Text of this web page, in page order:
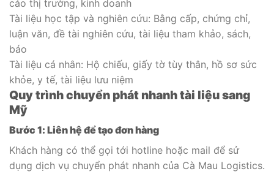
cáo thị trường, kinh doanh
Tài liệu học tập và nghiên cứu: Bằng cấp, chứng chỉ,
luận văn, đề tài nghiên cứu, tài liệu tham khảo, sách,
báo
Tài liệu cá nhân: Hộ chiếu, giấy tờ tùy thân, hồ sơ sức
khỏe, y tế, tài liệu lưu niệm
Quy trình chuyển phát nhanh tài liệu sang
Mỹ
Bước 1: Liên hệ để tạo đơn hàng
Khách hàng có thể gọi tới hotline hoặc mail để sử
dụng dịch vụ chuyển phát nhanh của Cà Mau Logistics.